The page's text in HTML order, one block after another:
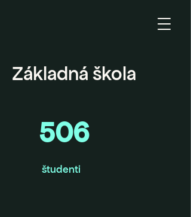
Základná škola
506
študenti